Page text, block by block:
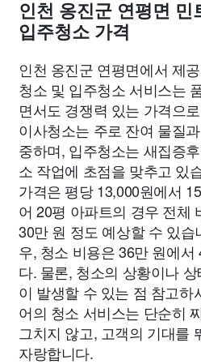
인천 옹진군 연평면 민
입주청소 가격
인천 옹진군 연평면에서 제
청소 및 입주청소 서비스는
면서도 경쟁력 있는 가격으
이사청소는 주로 잔여 물질
중하며, 입주청소는 새집증
소 작업에 초점을 맞추고 있
가격은 평당 13,000원에서
어 20평 아파트의 경우 전체
30만 원 정도 예상할 수 있습
우, 청소 비용은 36만 원에
다. 물론, 청소의 상황이나
이 발생할 수 있는 점 참고하
어의 청소 서비스는 단순히
그치지 않고, 고객의 기대를
자랑합니다.